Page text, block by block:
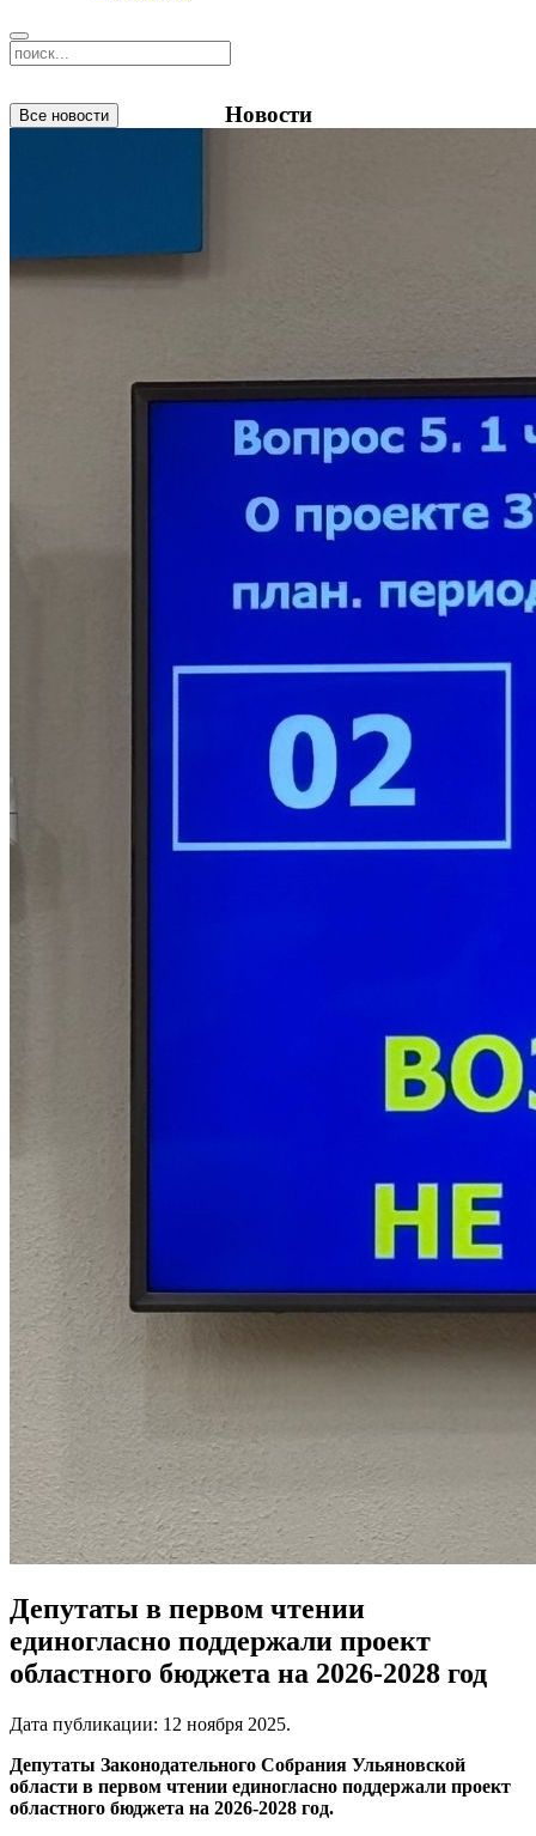
Новости
Все новости
Депутаты в первом чтении
единогласно поддержали проект
областного бюджета на 2026-2028 год
Дата публикации: 12 ноября 2025.
Депутаты Законодательного Собрания Ульяновской
области в первом чтении единогласно поддержали проект
областного бюджета на 2026-2028 год.